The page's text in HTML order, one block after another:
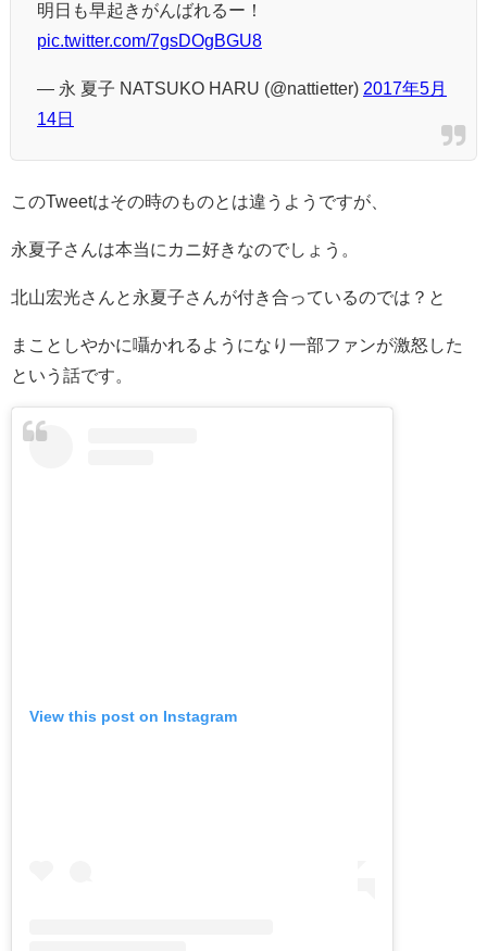
明日も早起きがんばれるー！
pic.twitter.com/7gsDOgBGU8
— 永 夏子 NATSUKO HARU (@nattietter) 2017年5月
14日
このTweetはその時のものとは違うようですが、
永夏子さんは本当にカニ好きなのでしょう。
北山宏光さんと永夏子さんが付き合っているのでは？と
まことしやかに囁かれるようになり一部ファンが激怒した
という話です。
View this post on Instagram